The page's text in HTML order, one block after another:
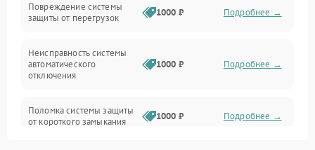
Электропитание
Механика
Корпус/Герметичность
Повреждение системы
защиты от перегрузок
1000 ₽ Подробнее →
Неисправность системы
автоматического
отключения
1000 ₽ Подробнее →
Поломка системы защиты
от короткого замыкания
1000 ₽ Подробнее →